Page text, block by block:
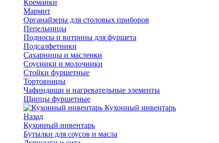
Креманки
Мармит
Органайзеры для столовых приборов
Пепельницы
Подносы и витрины для фуршета
Подсалфетники
Сахарницы и масленки
Соусники и молочники
Стойки фуршетные
Тортовницы
Чафиндиши и нагревательные элементы
Щипцы фуршетные
Кухонный инвентарь
Назад
Кухонный инвентарь
Бутылки для соусов и масла